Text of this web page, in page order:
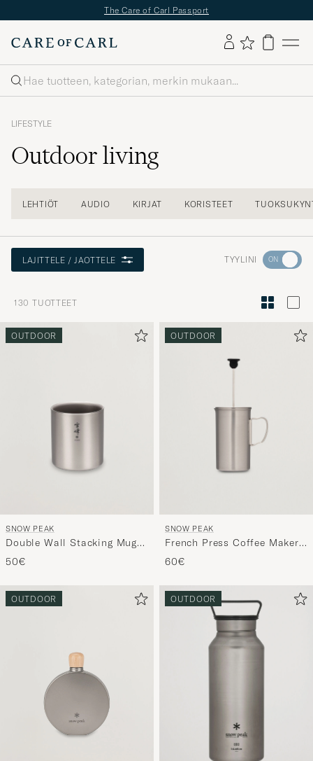
The Care of Carl Passport
Haku
LIFESTYLE
Outdoor living
LEHTIÖT AUDIO KIRJAT KORISTEET
LAJITTELE / JAOTTELE TYYLINI
Aktivoi
tyylini
sopivan
lajittelun
130 TUOTTEET
OUTDOOR
SNOW PEAK
Double Wall Stacking Mug
300 Titanium
50€
OUTDOOR
SNOW PEAK
French Press Coffee Maker
Titanium
60€
OUTDOOR OUTDOOR